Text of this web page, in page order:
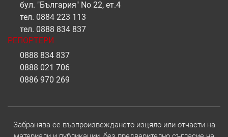
бул. "България" No 22, ет.4
тел. 0884 223 113
тел. 0888 834 837
РЕПОРТЕРИ
0888 834 837
0888 021 706
0886 970 269
Забранява се възпроизвеждането изцяло или отчасти на